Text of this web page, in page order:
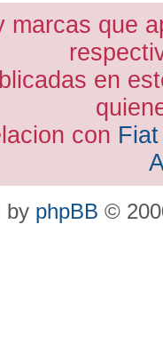
marcas que
en
con
by phpBB ©